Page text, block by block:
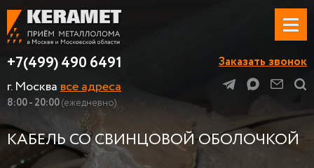
+7(499) 490 6491
г. Москвавсе адреса
8:00 - 20:00(ежедневно)
Заказать звонок
КАБЕЛЬ СО СВИНЦОВОЙ ОБОЛОЧКОЙ